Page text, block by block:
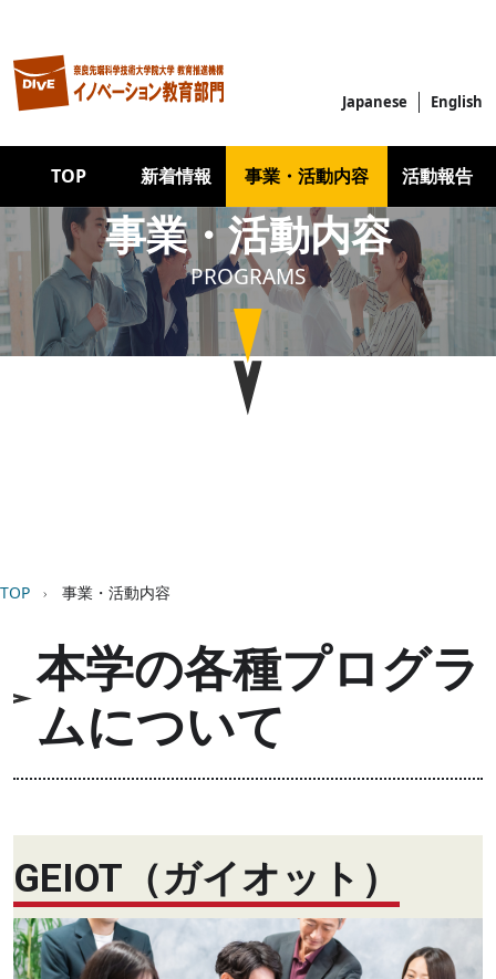
Japanese English
Main navigation
TOP 新着情報 事業・活動内容 活動報告
事業・活動内容
PROGRAMS
Image
パンくず
TOP 事業・活動内容
本学の各種プログラ
ムについて
GEIOT（ガイオット）